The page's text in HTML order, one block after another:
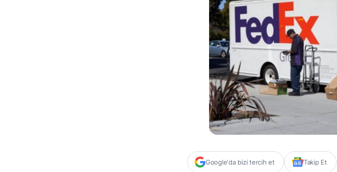
Google'da bizi tercih et Takip Et